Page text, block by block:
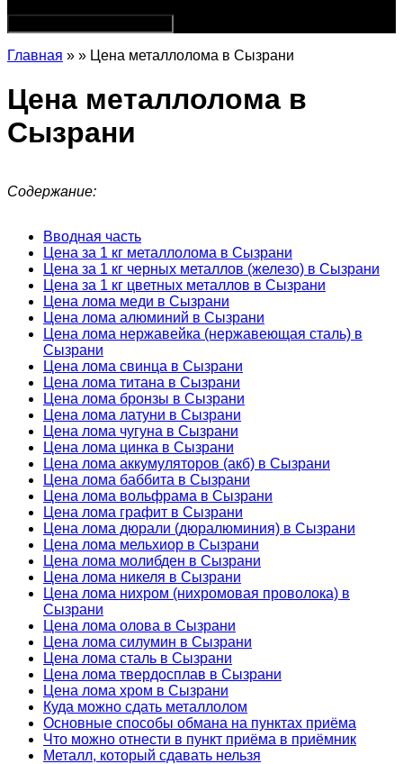
Главная » » Цена металлолома в Сызрани
Цена металлолома в
Сызрани
Содержание:
Вводная часть
Цена за 1 кг металлолома в Сызрани
Цена за 1 кг черных металлов (железо) в Сызрани
Цена за 1 кг цветных металлов в Сызрани
Цена лома меди в Сызрани
Цена лома алюминий в Сызрани
Цена лома нержавейка (нержавеющая сталь) в
Сызрани
Цена лома свинца в Сызрани
Цена лома титана в Сызрани
Цена лома бронзы в Сызрани
Цена лома латуни в Сызрани
Цена лома чугуна в Сызрани
Цена лома цинка в Сызрани
Цена лома аккумуляторов (акб) в Сызрани
Цена лома баббита в Сызрани
Цена лома вольфрама в Сызрани
Цена лома графит в Сызрани
Цена лома дюрали (дюралюминия) в Сызрани
Цена лома мельхиор в Сызрани
Цена лома молибден в Сызрани
Цена лома никеля в Сызрани
Цена лома нихром (нихромовая проволока) в
Сызрани
Цена лома олова в Сызрани
Цена лома силумин в Сызрани
Цена лома сталь в Сызрани
Цена лома твердосплав в Сызрани
Цена лома хром в Сызрани
Куда можно сдать металлолом
Основные способы обмана на пунктах приёма
Что можно отнести в пункт приёма в приёмник
Металл, который сдавать нельзя